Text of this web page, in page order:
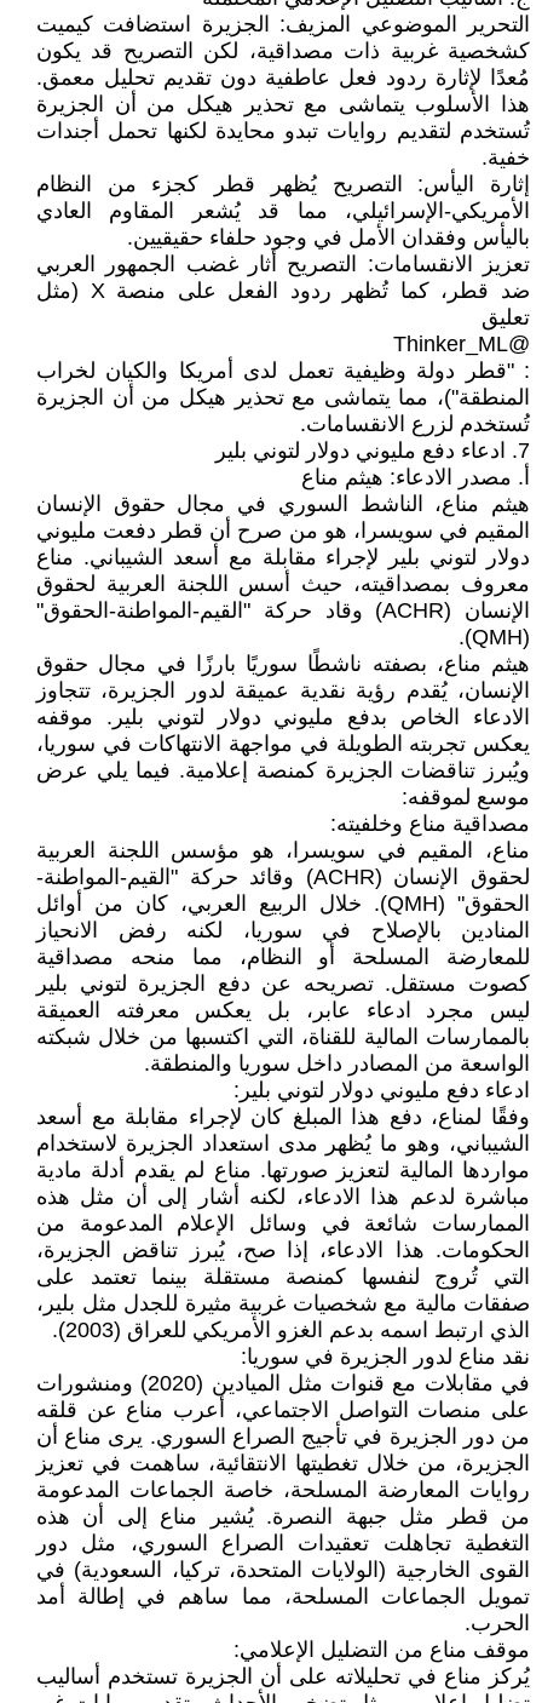
التحرير الموضوعي المزيف: الجزيرة استضافت كيميت
كشخصية غربية ذات مصداقية، لكن التصريح قد يكون
مُعدًا لإثارة ردود فعل عاطفية دون تقديم تحليل معمق.
هذا الأسلوب يتماشى مع تحذير هيكل من أن الجزيرة
تُستخدم لتقديم روايات تبدو محايدة لكنها تحمل أجندات
خفية.
إثارة اليأس: التصريح يُظهر قطر كجزء من النظام
الأمريكي-الإسرائيلي، مما قد يُشعر المقاوم العادي
باليأس وفقدان الأمل في وجود حلفاء حقيقيين.
تعزيز الانقسامات: التصريح أثار غضب الجمهور العربي
ضد قطر، كما تُظهر ردود الفعل على منصة X (مثل
تعليق
@Thinker_ML
: "قطر دولة وظيفية تعمل لدى أمريكا والكيان لخراب
المنطقة")، مما يتماشى مع تحذير هيكل من أن الجزيرة
تُستخدم لزرع الانقسامات.
7. ادعاء دفع مليوني دولار لتوني بلير
أ. مصدر الادعاء: هيثم مناع
هيثم مناع، الناشط السوري في مجال حقوق الإنسان
المقيم في سويسرا، هو من صرح أن قطر دفعت مليوني
دولار لتوني بلير لإجراء مقابلة مع أسعد الشيباني. مناع
معروف بمصداقيته، حيث أسس اللجنة العربية لحقوق
الإنسان (ACHR) وقاد حركة "القيم-المواطنة-الحقوق"
(QMH).
هيثم مناع، بصفته ناشطًا سوريًا بارزًا في مجال حقوق
الإنسان، يُقدم رؤية نقدية عميقة لدور الجزيرة، تتجاوز
الادعاء الخاص بدفع مليوني دولار لتوني بلير. موقفه
يعكس تجربته الطويلة في مواجهة الانتهاكات في سوريا،
ويُبرز تناقضات الجزيرة كمنصة إعلامية. فيما يلي عرض
موسع لموقفه:
مصداقية مناع وخلفيته:
مناع، المقيم في سويسرا، هو مؤسس اللجنة العربية
لحقوق الإنسان (ACHR) وقائد حركة "القيم-المواطنة-
الحقوق" (QMH). خلال الربيع العربي، كان من أوائل
المنادين بالإصلاح في سوريا، لكنه رفض الانحياز
للمعارضة المسلحة أو النظام، مما منحه مصداقية
كصوت مستقل. تصريحه عن دفع الجزيرة لتوني بلير
ليس مجرد ادعاء عابر، بل يعكس معرفته العميقة
بالممارسات المالية للقناة، التي اكتسبها من خلال شبكته
الواسعة من المصادر داخل سوريا والمنطقة.
ادعاء دفع مليوني دولار لتوني بلير:
وفقًا لمناع، دفع هذا المبلغ كان لإجراء مقابلة مع أسعد
الشيباني، وهو ما يُظهر مدى استعداد الجزيرة لاستخدام
مواردها المالية لتعزيز صورتها. مناع لم يقدم أدلة مادية
مباشرة لدعم هذا الادعاء، لكنه أشار إلى أن مثل هذه
الممارسات شائعة في وسائل الإعلام المدعومة من
الحكومات. هذا الادعاء، إذا صح، يُبرز تناقض الجزيرة،
التي تُروج لنفسها كمنصة مستقلة بينما تعتمد على
صفقات مالية مع شخصيات غربية مثيرة للجدل مثل بلير،
الذي ارتبط اسمه بدعم الغزو الأمريكي للعراق (2003).
نقد مناع لدور الجزيرة في سوريا:
في مقابلات مع قنوات مثل الميادين (2020) ومنشورات
على منصات التواصل الاجتماعي، أعرب مناع عن قلقه
من دور الجزيرة في تأجيج الصراع السوري. يرى مناع أن
الجزيرة، من خلال تغطيتها الانتقائية، ساهمت في تعزيز
روايات المعارضة المسلحة، خاصة الجماعات المدعومة
من قطر مثل جبهة النصرة. يُشير مناع إلى أن هذه
التغطية تجاهلت تعقيدات الصراع السوري، مثل دور
القوى الخارجية (الولايات المتحدة، تركيا، السعودية) في
تمويل الجماعات المسلحة، مما ساهم في إطالة أمد
الحرب.
موقف مناع من التضليل الإعلامي:
يُركز مناع في تحليلاته على أن الجزيرة تستخدم أساليب